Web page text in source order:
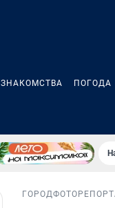
ЗНАКОМСТВА ПОГОДА
ГОРОД